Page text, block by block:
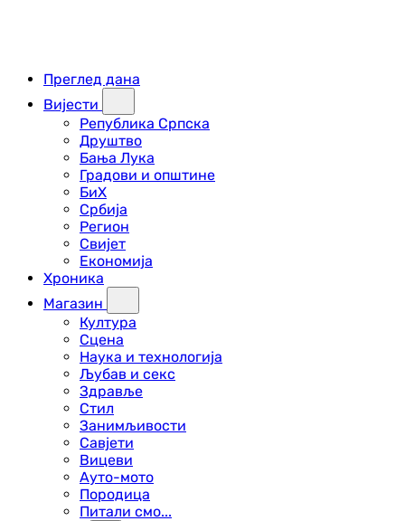
Преглед дана
Вијести
Република Српска
Друштво
Бања Лука
Градови и општине
БиХ
Србија
Регион
Свијет
Економија
Хроника
Магазин
Култура
Сцена
Наука и технологија
Љубав и секс
Здравље
Стил
Занимљивости
Савјети
Вицеви
Ауто-мото
Породица
Питали смо...